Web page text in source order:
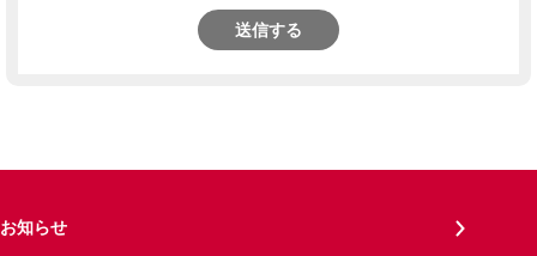
送信する
お知らせ